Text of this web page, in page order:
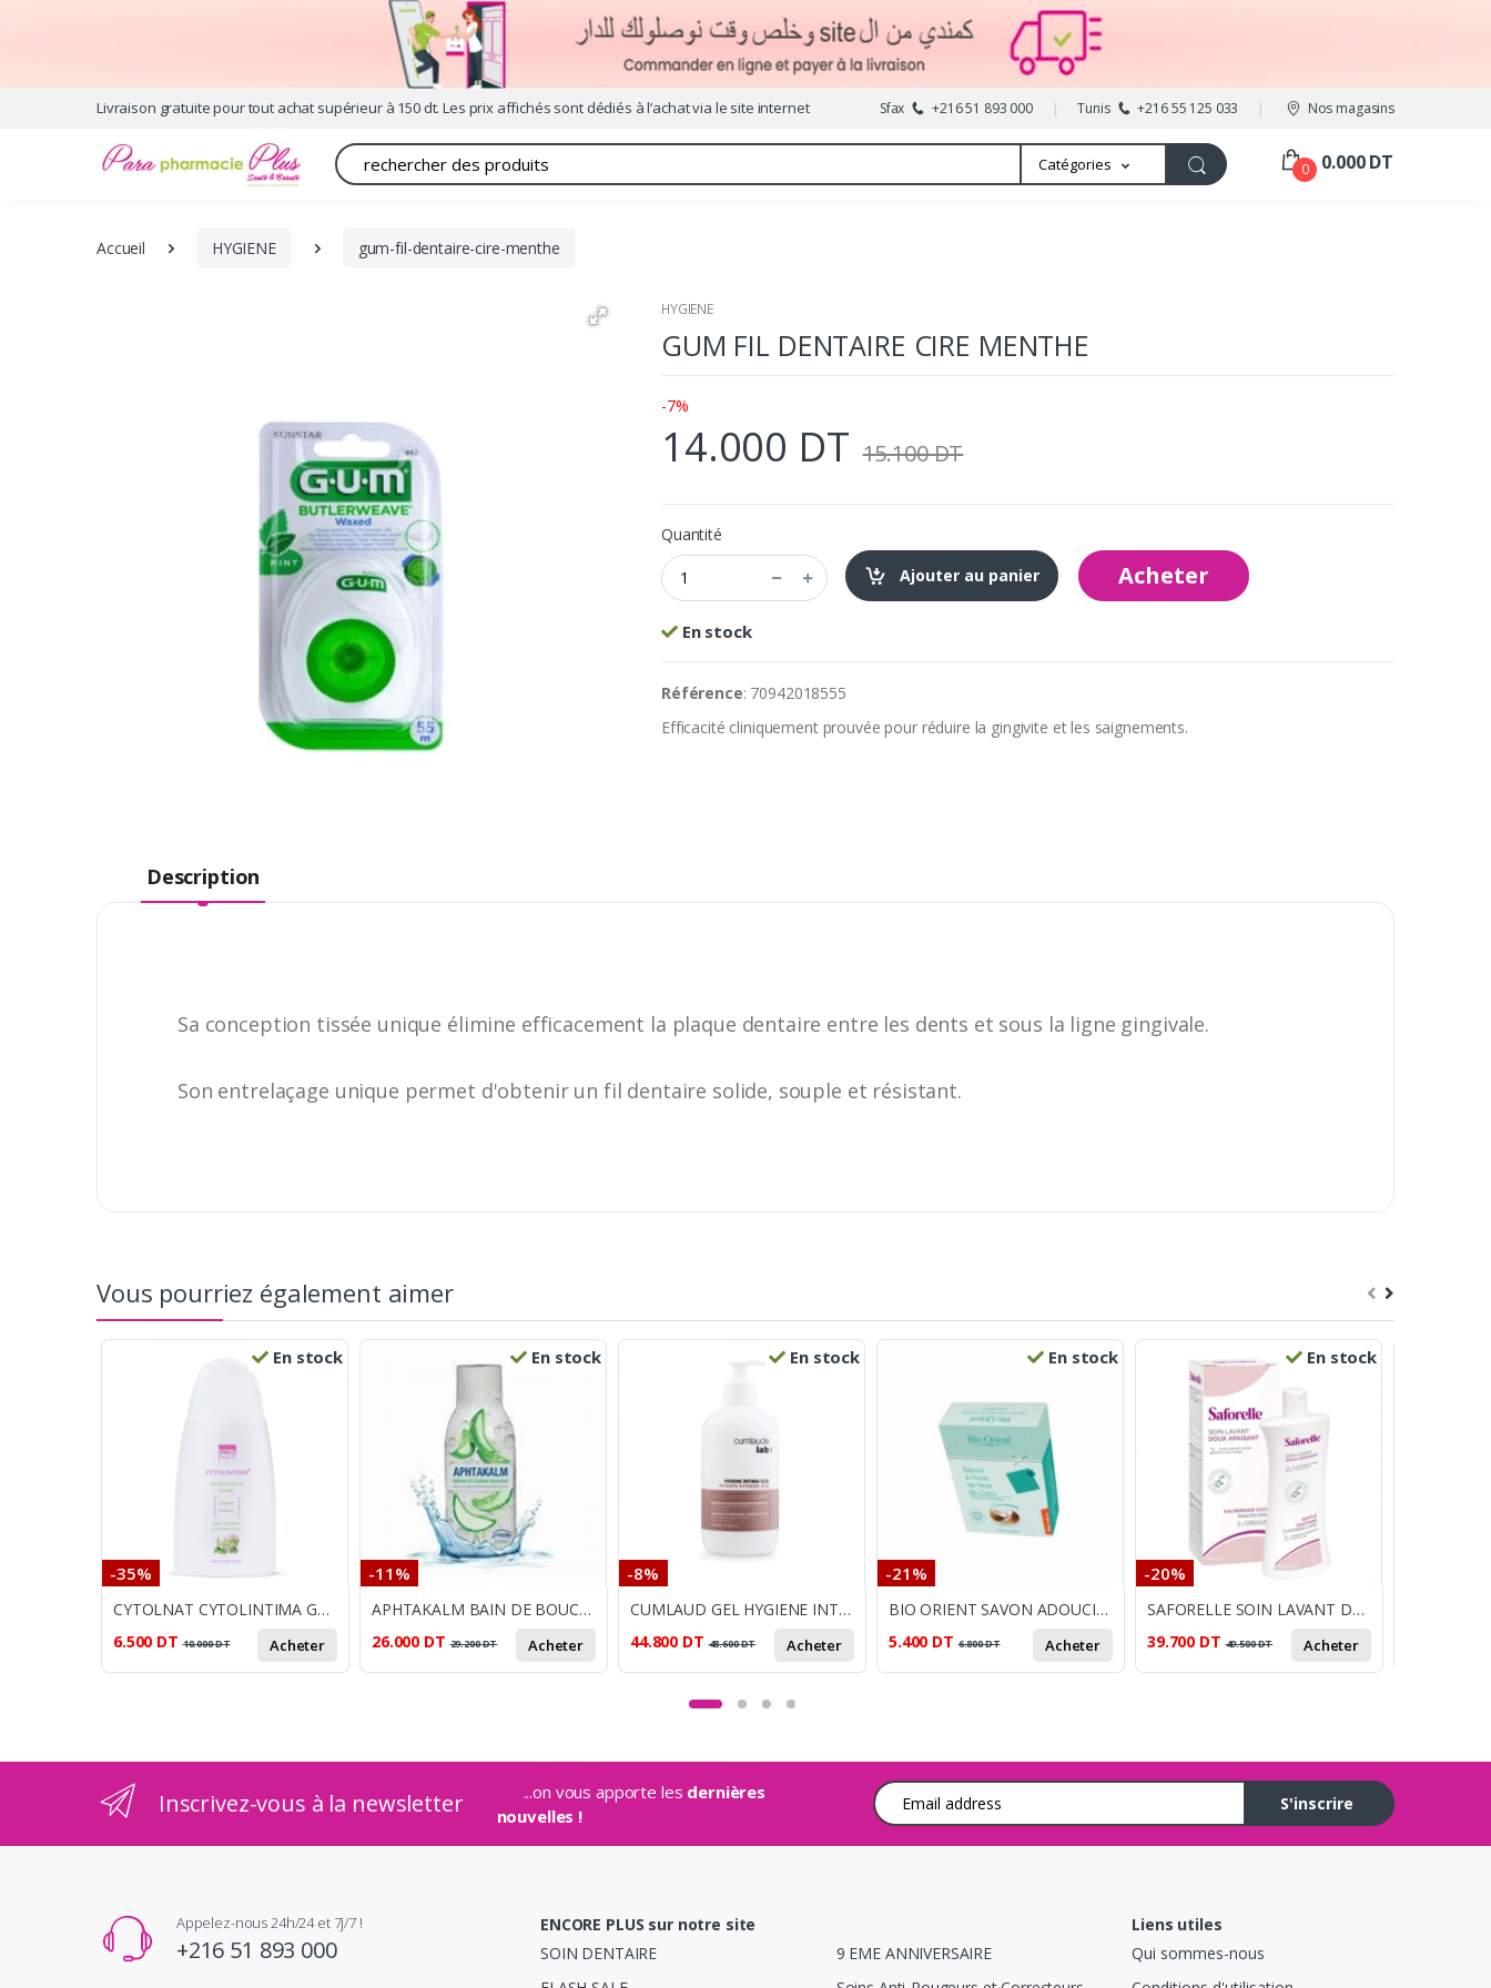
Livraison gratuite pour tout achat supérieur à 150 dt. Les prix affichés sont dédiés à l’achat via le site internet Sfax +216 51 893 000 Tunis +216 55 125 033 Nos magasins
Recherche Catégories 0 0.000 DT
Accueil HYGIENE gum-fil-dentaire-cire-menthe
HYGIENE
GUM FIL DENTAIRE CIRE MENTHE
-7%
14.000 DT 15.100 DT
Quantité
Ajouter au panier
Acheter
En stock
Référence: 70942018555
Efficacité cliniquement prouvée pour réduire la gingivite et les saignements.
Description
Sa conception tissée unique élimine efficacement la plaque dentaire entre les dents et sous la ligne gingivale.
Son entrelaçage unique permet d'obtenir un fil dentaire solide, souple et résistant.
Vous pourriez également aimer
En stock
-35%
CYTOLNAT CYTOLINTIMA GEL INTIME 100ML
6.500 DT 10.000DT Acheter
En stock
-11%
APHTAKALM BAIN DE BOUCHE APHTES ET LESIONS 500ML
26.000 DT 29.200DT Acheter
En stock
-8%
CUMLAUD GEL HYGIENE INTIME CLX 500ML
44.800 DT 48.600DT Acheter
En stock
-21%
BIO ORIENT SAVON ADOUCISSANT À L'HUILE DE NOIX DE COCO 90G
5.400 DT 6.800DT Acheter
En stock
-20%
SAFORELLE SOIN LAVANT DOUX APAISANT 500 ML
39.700 DT 49.500DT Acheter
Inscrivez-vous à la newsletter ...on vous apporte les dernières
nouvelles !
Adresse e-mail
S'inscrire
Appelez-nous 24h/24 et 7j/7 !
+216 51 893 000
ENCORE PLUS sur notre site
SOIN DENTAIRE
9 EME ANNIVERSAIRE
Liens utiles
Qui sommes-nous